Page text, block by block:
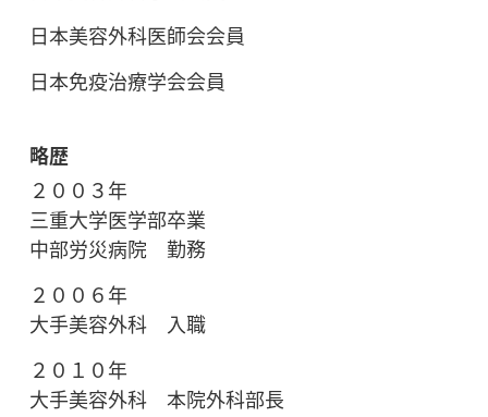
日本美容外科医師会会員
日本免疫治療学会会員
略歴
２００３年
三重大学医学部卒業
中部労災病院 勤務
２００６年
大手美容外科 入職
２０１０年
大手美容外科 本院外科部長